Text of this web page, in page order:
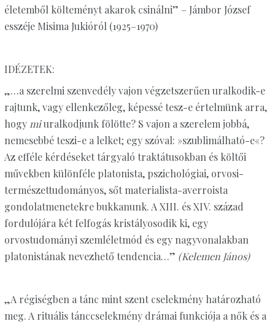
életemből költeményt akarok csinálni” – Jámbor József
esszéje Misima Jukióról (1925–1970)
IDÉZETEK:
„…a szerelmi szenvedély vajon végzetszerűen uralkodik-e
rajtunk, vagy ellenkezőleg, képessé tesz-e értelmünk arra,
hogy miuralkodjunk fölötte? S vajon a szerelem jobbá,
nemesebbé teszi-e a lelket; egy szóval: »szublimálható-e«?
Az efféle kérdéseket tárgyaló traktátusokban és költői
művekben különféle platonista, pszichológiai, orvosi-
természettudományos, sőt materialista-averroista
gondolatmenetekre bukkanunk. A XIII. és XIV. század
fordulójára két felfogás kristályosodik ki, egy
orvostudományi szemléletmód és egy nagyvonalakban
platonistának nevezhető tendencia…” (Kelemen János)
„A régiségben a tánc mint szent cselekmény határozható
meg. A rituális tánccselekmény drámai funkciója a nők és a